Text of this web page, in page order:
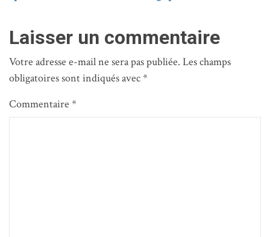
domicile ?
Laisser un commentaire
Votre adresse e-mail ne sera pas publiée. Les champs
obligatoires sont indiqués avec*
Commentaire *